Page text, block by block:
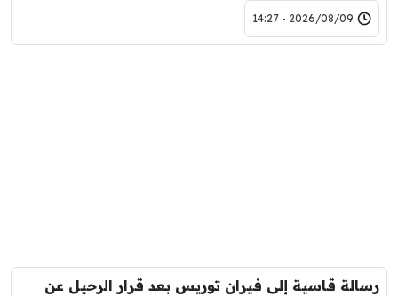
2026/08/09 - 14:27
رسالة قاسية إلى فيران توريس بعد قرار الرحيل عن